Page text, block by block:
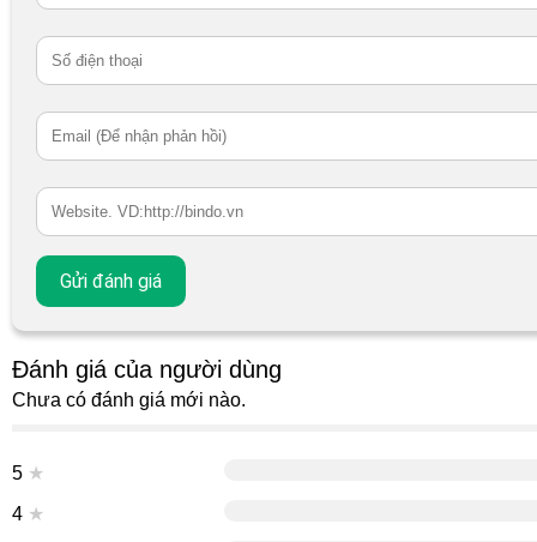
Đánh giá của người dùng
Chưa có đánh giá mới nào.
5 ★
4 ★